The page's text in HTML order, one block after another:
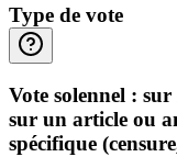
Type de vote
Vote solennel :
sur un article ou
spécifique